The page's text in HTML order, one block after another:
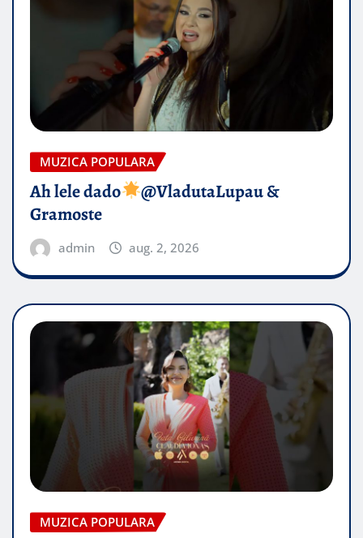
MUZICA POPULARA
Ah lele dado​
@VladutaLupau &
Gramoste
admin aug. 2, 2026
MUZICA POPULARA